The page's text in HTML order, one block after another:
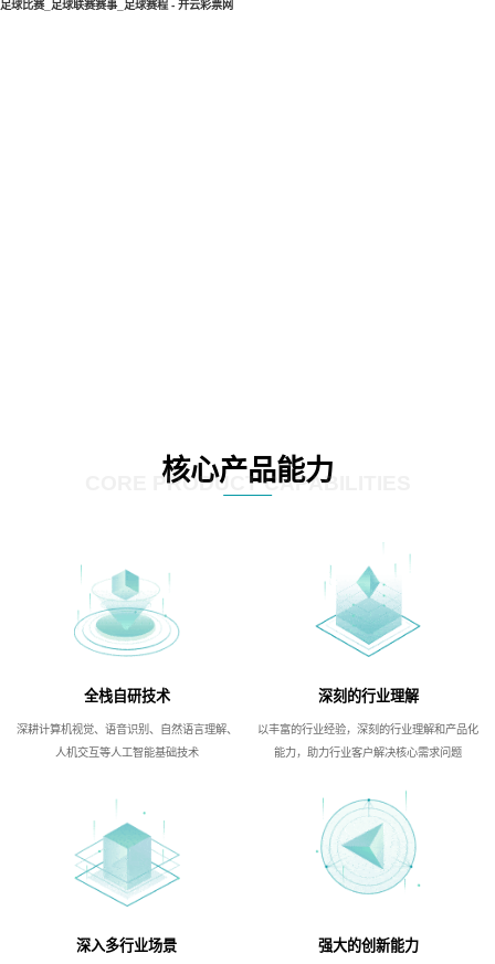
足球比赛_足球联赛赛事_足球赛程 - 开云彩票网
核心产品能力
CORE PRODUCT CAPABILITIES
全栈自研技术
深耕计算机视觉、语音识别、自然语言理解、
人机交互等人工智能基础技术
深刻的行业理解
以丰富的行业经验，深刻的行业理解和产品化
能力，助力行业客户解决核心需求问题
深入多行业场景 强大的创新能力